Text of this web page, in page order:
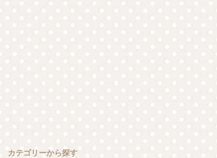
カテゴリーから探す